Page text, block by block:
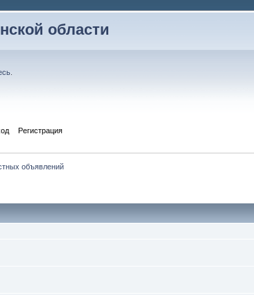
области
Регистрация
объявлений